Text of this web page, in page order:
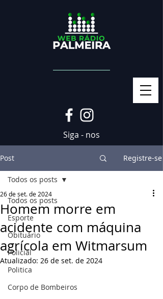
Siga - nos
Post Registre-se
Todos os posts
Esporte
Obituário
Policial
Politica
Corpo de Bombeiros
Todos os posts
Homem morre em
acidente com máquina
agrícola em Witmarsum
26 de set. de 2024
Atualizado: 26 de set. de 2024